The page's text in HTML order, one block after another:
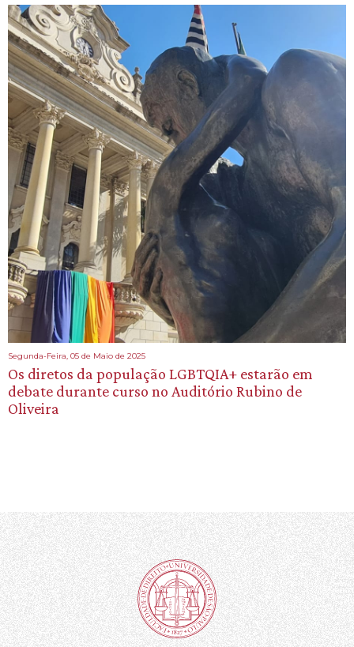
Segunda-Feira, 05 de Maio de 2025
Os diretos da população LGBTQIA+ estarão em
debate durante curso no Auditório Rubino de
Oliveira